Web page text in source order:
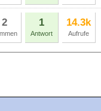
2 1
Antwort
14.3k
Aufrufe